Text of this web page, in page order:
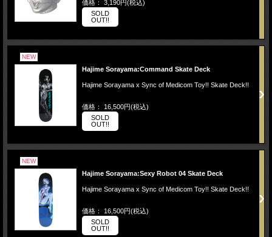
価格： 3,190円(税込)
SOLD
OUT!!
NEW
Hajime Sorayama:Command Skate Deck
Hajime Sorayama x Sync of Medicom Toy!! Skate Deck!!
価格： 16,500円(税込)
SOLD
OUT!!
NEW
Hajime Sorayama:Sexy Robot 04 Skate Deck
Hajime Sorayama x Sync of Medicom Toy!! Skate Deck!!
価格： 16,500円(税込)
SOLD
OUT!!